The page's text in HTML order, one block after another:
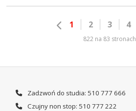
1 2 3 4
822 na 83 stronach
Zadzwoń do studia: 510 777 666
Czujny non stop: 510 777 222